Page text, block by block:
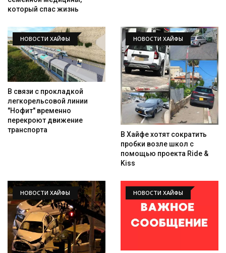
Искать
который спас жизнь
НОВОСТИ ХАЙФЫ
В связи с прокладкой
легкорельсовой линии
"Нофит" временно
перекроют движение
транспорта
НОВОСТИ ХАЙФЫ
В Хайфе хотят сократить
пробки возле школ с
помощью проекта Ride &
Kiss
НОВОСТИ ХАЙФЫ НОВОСТИ ХАЙФЫ